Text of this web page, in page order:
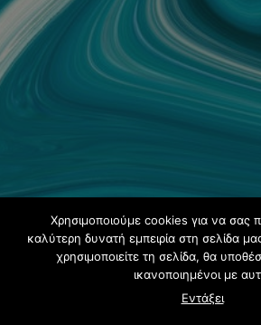
Χρησιμοποιούμε cookies για να σας
καλύτερη δυνατή εμπειρία στη σελίδα
χρησιμοποιείτε τη σελίδα, θα
ικανοποιημένοι με
Εντάξει